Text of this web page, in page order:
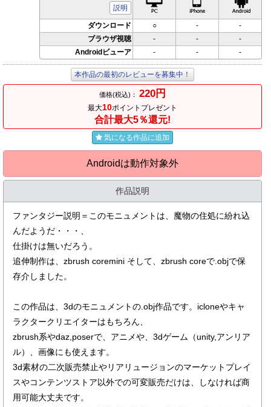
説明
ダウンロード ○ -
-
ブラウザ視聴
- -
-
Androidビューア
- - -
本作品の最初のレビューを募集中！
価格(税込)： 220円
最大10ポイントプレゼント
合計最大5％還元!
気になる作品に追加
Androidは動作対象外
作品説明
ファンタジー説明＝このモニュメントは、魔物の住処に紛れ込
んだようだ・・・、
仕掛けは無いだろう。
追伸制作は、zbrush coremini そして、zbrush coreで.objで保
存介しました。
この作品は、3dのモニュメントの.obj作品です。icloneやキャ
ラクタークリエイターはもちろん、
zbrush系やdaz,poserで、アニメや、3dゲーム（unity,アンリア
ル）、画像にも使えます。
3d素材の二次販売禁止やリアリュージョンのマーケットプレイ
スやコンテンツストア以外での可変販売だけは、しなければ商
用可能大丈夫です。